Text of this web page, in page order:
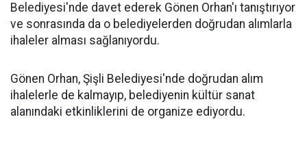
Belediyesi'nde davet ederek Gönen Orhan'ı tanıştırıyor
ve sonrasında da o belediyelerden doğrudan alımlarla
ihaleler alması sağlanıyordu.
Gönen Orhan, Şişli Belediyesi'nde doğrudan alım
ihalelerle de kalmayıp, belediyenin kültür sanat
alanındaki etkinliklerini de organize ediyordu.